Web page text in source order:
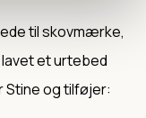
til skovmærke,
et urtebed
Stine og tilføjer: